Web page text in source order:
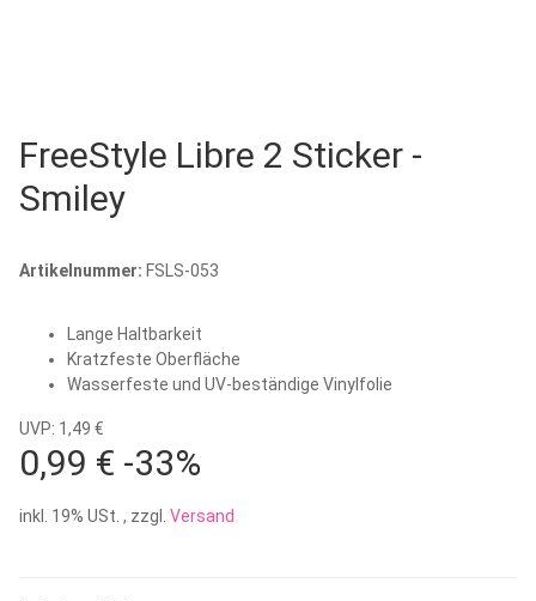
FreeStyle Libre 2 Sticker -
Smiley
Artikelnummer: FSLS-053
Lange Haltbarkeit
Kratzfeste Oberfläche
Wasserfeste und UV-beständige Vinylfolie
UVP: 1,49 €
0,99 € -33%
inkl. 19% USt. , zzgl. Versand